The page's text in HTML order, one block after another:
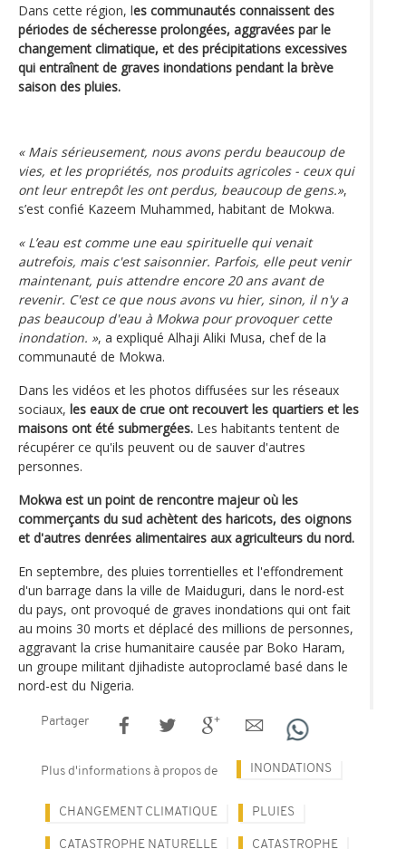
Dans cette région, les communautés connaissent des
périodes de sécheresse prolongées, aggravées par le
changement climatique, et des précipitations excessives
qui entraînent de graves inondations pendant la brève
saison des pluies.
« Mais sérieusement, nous avons perdu beaucoup de
vies, et les propriétés, nos produits agricoles - ceux qui
ont leur entrepôt les ont perdus, beaucoup de gens.»,
s’est confié Kazeem Muhammed, habitant de Mokwa.
« L’eau est comme une eau spirituelle qui venait
autrefois, mais c'est saisonnier. Parfois, elle peut venir
maintenant, puis attendre encore 20 ans avant de
revenir. C'est ce que nous avons vu hier, sinon, il n'y a
pas beaucoup d'eau à Mokwa pour provoquer cette
inondation. », a expliqué Alhaji Aliki Musa, chef de la
communauté de Mokwa.
Dans les vidéos et les photos diffusées sur les réseaux
sociaux, les eaux de crue ont recouvert les quartiers et les
maisons ont été submergées. Les habitants tentent de
récupérer ce qu'ils peuvent ou de sauver d'autres
personnes.
Mokwa est un point de rencontre majeur où les
commerçants du sud achètent des haricots, des oignons
et d'autres denrées alimentaires aux agriculteurs du nord.
En septembre, des pluies torrentielles et l'effondrement
d'un barrage dans la ville de Maiduguri, dans le nord-est
du pays, ont provoqué de graves inondations qui ont fait
au moins 30 morts et déplacé des millions de personnes,
aggravant la crise humanitaire causée par Boko Haram,
un groupe militant djihadiste autoproclamé basé dans le
nord-est du Nigeria.
Partager
Plus d'informations à propos de INONDATIONS
CHANGEMENT CLIMATIQUE PLUIES
CATASTROPHE NATURELLE CATASTROPHE